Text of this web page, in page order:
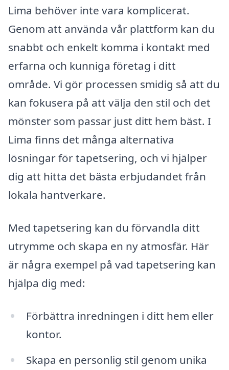
Lima behöver inte vara komplicerat.
Genom att använda vår plattform kan du
snabbt och enkelt komma i kontakt med
erfarna och kunniga företag i ditt
område. Vi gör processen smidig så att du
kan fokusera på att välja den stil och det
mönster som passar just ditt hem bäst. I
Lima finns det många alternativa
lösningar för tapetsering, och vi hjälper
dig att hitta det bästa erbjudandet från
lokala hantverkare.
Med tapetsering kan du förvandla ditt
utrymme och skapa en ny atmosfär. Här
är några exempel på vad tapetsering kan
hjälpa dig med:
Förbättra inredningen i ditt hem eller
kontor.
Skapa en personlig stil genom unika